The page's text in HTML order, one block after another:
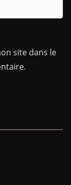
site dans le